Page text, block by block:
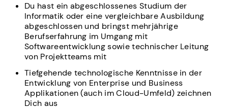
Du hast ein abgeschlossenes Studium der
Informatik oder eine vergleichbare Ausbildung
abgeschlossen und bringst mehrjährige
Berufserfahrung im Umgang mit
Softwareentwicklung sowie technischer Leitung
von Projektteams mit
Tiefgehende technologische Kenntnisse in der
Entwicklung von Enterprise und Business
Applikationen (auch im Cloud-Umfeld) zeichnen
Dich aus